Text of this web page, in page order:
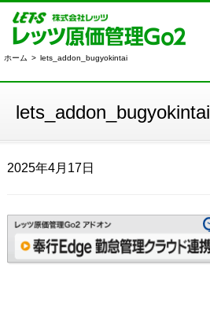
ホーム > lets_addon_bugyokintai
lets_addon_bugyokintai
2025年4月17日